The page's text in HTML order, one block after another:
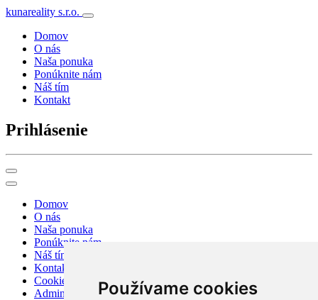
Používame cookies
kunareality s.r.o.
Domov
O nás
Naša ponuka
Ponúknite nám
Náš tím
Kontakt
Prihlásenie
Domov
O nás
Naša ponuka
Ponúknite nám
Náš tím
Kontakt
Cookies
Admin